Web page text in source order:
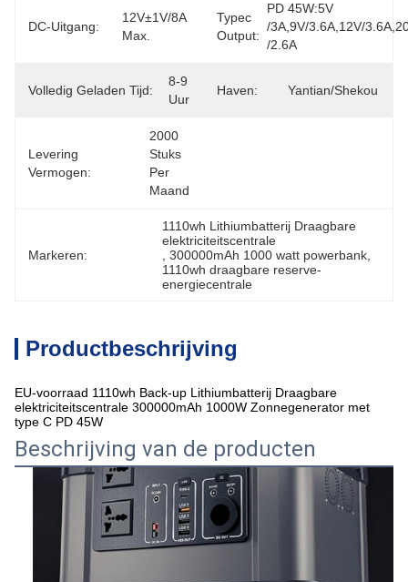
DC-Uitgang:
12V±1V/8A
Max.
Typec
Output:
PD 45W:5V
/3A,9V/3.6A,12V/
/2.6A
Volledig Geladen Tijd:
8-9
Uur
Haven: Yantian/Shekou
Levering
Vermogen:
2000
Stuks
Per
Maand
Markeren:
1110wh Lithiumbatterij Draagbare
elektriciteitscentrale
, 300000mAh 1000 watt powerbank
1110wh draagbare reserve-
energiecentrale
Productbeschrijving
EU-voorraad 1110wh Back-up Lithiumbatterij Draagbare
elektriciteitscentrale 300000mAh 1000W Zonnegenerator met
type C PD 45W
Beschrijving van de producten